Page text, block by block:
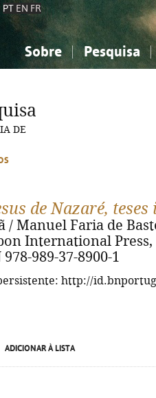
PT EN FR
Sobre Pesquisa
Ciências sociais...
Ciências sociais...
DE
de Nazaré,
/ Manuel Faria de
International Press,
978-989-37-8900-1
http://
ADICIONAR À LISTA